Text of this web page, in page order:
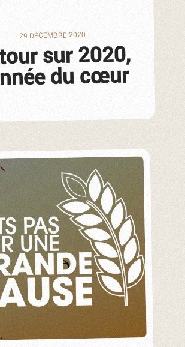
29 DÉCEMBRE 2020
sur 2020,
du cœur